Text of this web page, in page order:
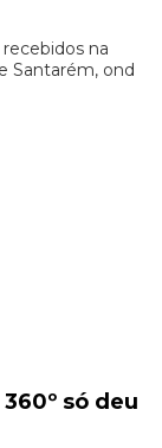
na
Santarém, ond
só deu